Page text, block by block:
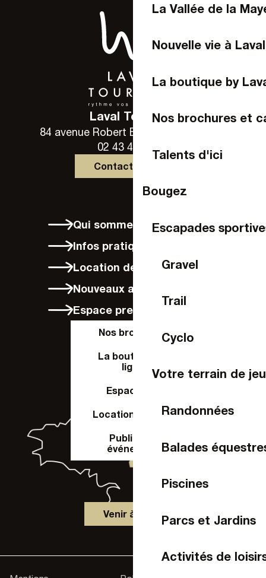
La Vallée de la
Nouvelle vie à Laval
La boutique by
Nos brochures et
Talents d'ici
Bougez
Escapades
Gravel
Trail
Cyclo
Votre terrain de
Randonnées
Balades
Piscines
Parcs et Jardins
Activités de
Laval Tourisme
84 avenue Robert Buron - 53000 Laval
02 43 49 46 46
Contactez-nous
Qui sommes-nous ?
Infos pratiques
Location de vélos à Laval
Nouveaux arrivants
Espace presse
Nos brochures
La boutique en
ligne
Espace Pro
Location de salle
Publier un
événement
Venir à Laval